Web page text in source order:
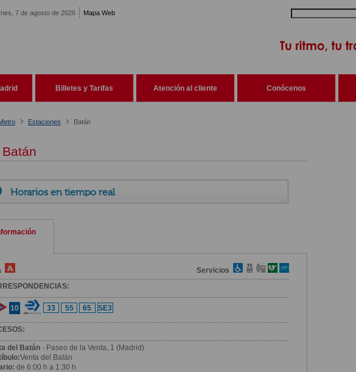
7 de agosto de 2026 Mapa Web
Billetes y Tarifas Atención al cliente Conócenos
Estaciones Batán
Horarios en tiempo real
Servicios
10 33 55 65 SE3
del Batán - Paseo de la Venta, 1 (Madrid)
Venta del Batán
de 6:00 h a 1:30 h